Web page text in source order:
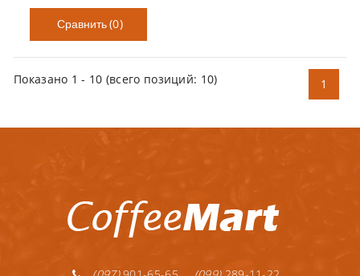
Сравнить(0)
1
Показано 1 - 10 (всего позиций: 10)